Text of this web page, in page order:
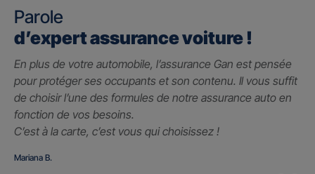
Parole
d’expert assurance voiture !
En plus de votre automobile, l’assurance Gan est pensée
pour protéger ses occupants et son contenu. Il vous suffit
de choisir l’une des formules de notre assurance auto en
fonction de vos besoins.
C’est à la carte, c’est vous qui choisissez !
Mariana B.